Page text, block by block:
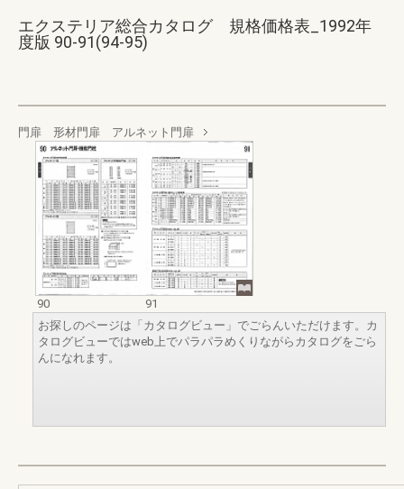
エクステリア総合カタログ 規格価格表_1992年
度版 90-91(94-95)
門扉 形材門扉 アルネット門扉
90
91
お探しのページは「カタログビュー」でごらんいただけます。カ
タログビューではweb上でパラパラめくりながらカタログをごら
んになれます。